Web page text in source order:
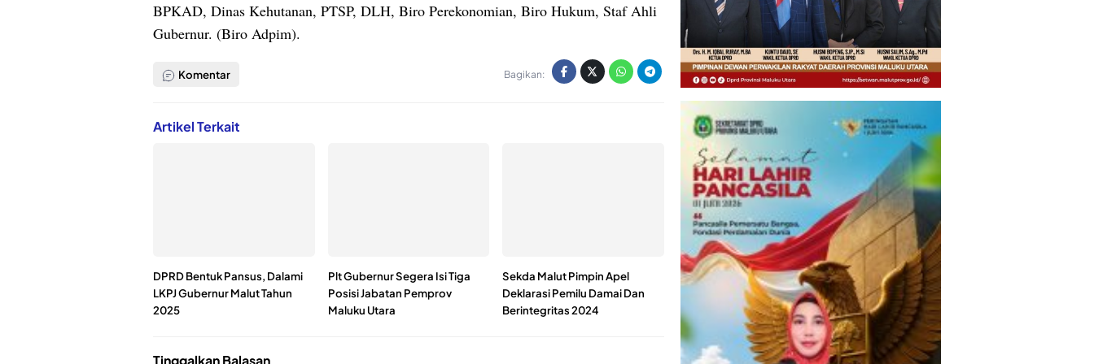
BPKAD, Dinas Kehutanan, PTSP, DLH, Biro Perekonomian, Biro Hukum, Staf Ahli
Gubernur. (Biro Adpim).
Komentar Bagikan:
Artikel Terkait
DPRD Bentuk Pansus, Dalami
LKPJ Gubernur Malut Tahun
2025
Plt Gubernur Segera Isi Tiga
Posisi Jabatan Pemprov
Maluku Utara
Sekda Malut Pimpin Apel
Deklarasi Pemilu Damai Dan
Berintegritas 2024